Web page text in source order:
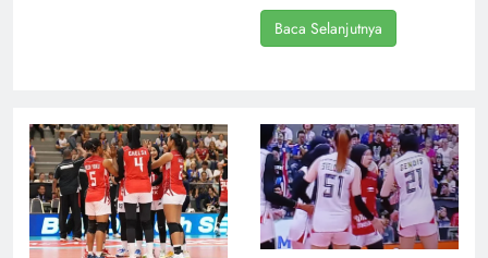
Baca Selanjutnya